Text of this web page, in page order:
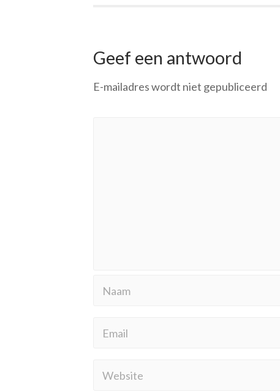
Geef een antwoord
E-mailadres wordt niet gepubliceerd